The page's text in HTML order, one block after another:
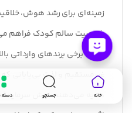
خانه جستجو دسته
زمینه‌ای برای رشد هوش،
شخصیت سالم کودک فراهم
قیمت برخی برندهای وارداتی
غیرمستقیم و لذت بی‌پایانی
هدیه می‌دهند، ارزش